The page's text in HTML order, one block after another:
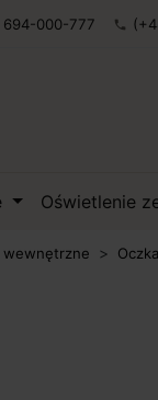
694-000-777 phone
Oświetlenie
wewnętrzne